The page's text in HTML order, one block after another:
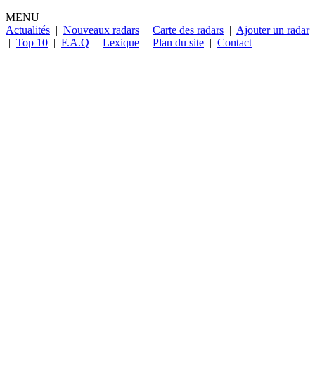
MENU
Actualités | Nouveaux radars | Carte des radars | Ajouter un radar
| Top 10 | F.A.Q | Lexique | Plan du site | Contact